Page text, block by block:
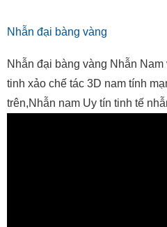
Nhẫn đại bàng vàng
Nhẫn đại bàng vàng Nhẫn
tinh xảo chế tác 3D nam tính
trên,Nhẫn nam Uy tín tinh tế